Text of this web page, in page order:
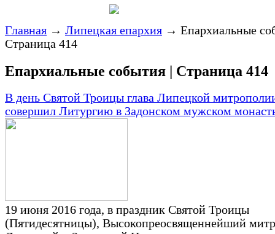
Главная → Липецкая епархия → Епархиальные
Страница 414
Епархиальные события | Страница 414
В день Святой Троицы глава Липецкой
совершил Литургию в Задонском мужском
19 июня 2016 года, в праздник Святой Троицы
(Пятидесятницы), Высокопреосвященнейший